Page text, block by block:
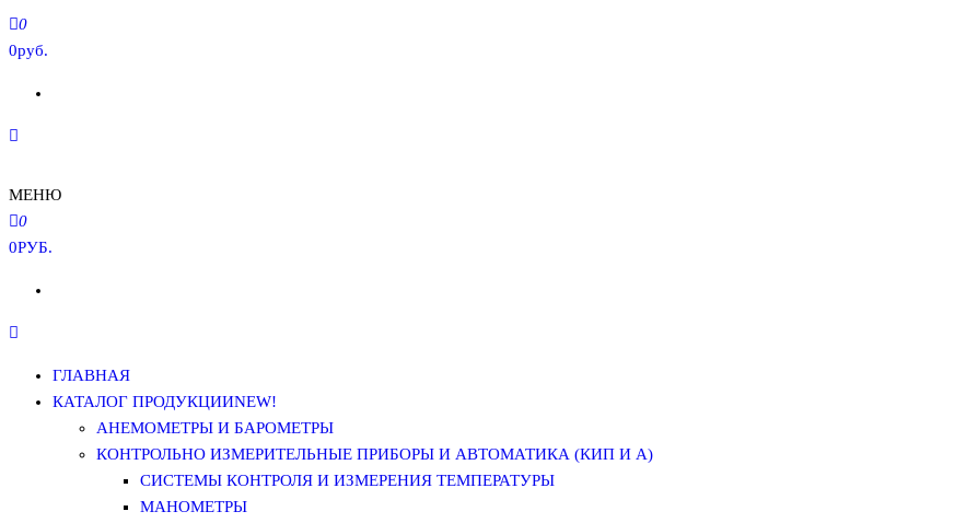
0
0руб.
МЕНЮ
0
0РУБ.
ГЛАВНАЯ
КАТАЛОГ ПРОДУКЦИИNEW!
АНЕМОМЕТРЫ И БАРОМЕТРЫ
КОНТРОЛЬНО ИЗМЕРИТЕЛЬНЫЕ ПРИБОРЫ И АВТОМАТИКА (КИП И А)
СИСТЕМЫ КОНТРОЛЯ И ИЗМЕРЕНИЯ ТЕМПЕРАТУРЫ
МАНОМЕТРЫ